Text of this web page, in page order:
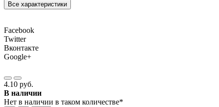
Все характеристики
Facebook
Twitter
Вконтакте
Google+
4.10 руб.
В наличии
Нет в наличии в таком количестве*